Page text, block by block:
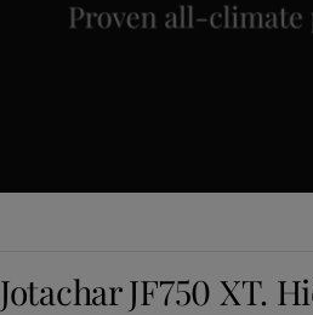
Jotachar JF750 XT.